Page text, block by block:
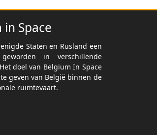
Space
Staten en Rusland een
in verschillende
doel van Belgium In Space
geven van België binnen de
ruimtevaart.